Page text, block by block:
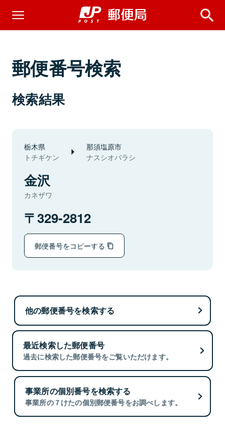
郵便番号検索
検索結果
栃木県
トチギケン
那須塩原市
ナスシオバラシ
金沢
カネザワ
329-2812
郵便番号をコピーする
他の郵便番号を検索する
最近検索した郵便番号
過去に検索した郵便番号をご覧いただけます。
事業所の個別番号を検索する
事業所の７けたの個別郵便番号をお調べします。